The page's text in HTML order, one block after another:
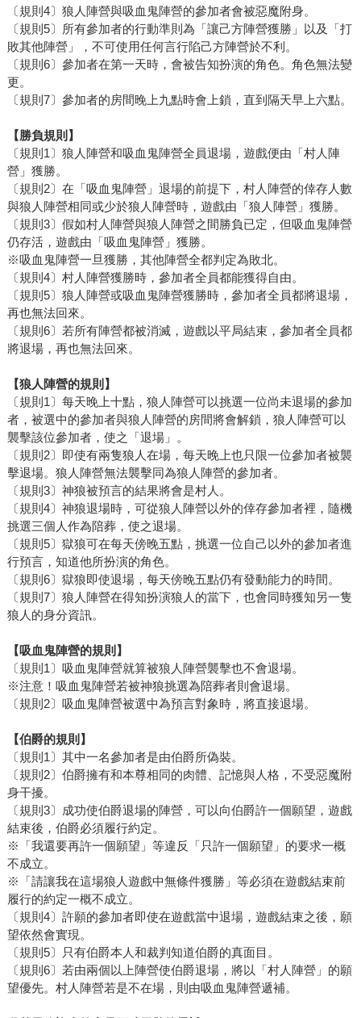
〔規則4〕狼人陣營與吸血鬼陣營的參加者會被惡魔附身。
〔規則5〕所有參加者的行動準則為「讓己方陣營獲勝」以及「打
敗其他陣營」，不可使用任何言行陷己方陣營於不利。
〔規則6〕參加者在第一天時，會被告知扮演的角色。角色無法變
更。
〔規則7〕參加者的房間晚上九點時會上鎖，直到隔天早上六點。
【勝負規則】
〔規則1〕狼人陣營和吸血鬼陣營全員退場，遊戲便由「村人陣
營」獲勝。
〔規則2〕在「吸血鬼陣營」退場的前提下，村人陣營的倖存人數
與狼人陣營相同或少於狼人陣營時，遊戲由「狼人陣營」獲勝。
〔規則3〕假如村人陣營與狼人陣營之間勝負已定，但吸血鬼陣營
仍存活，遊戲由「吸血鬼陣營」獲勝。
※吸血鬼陣營一旦獲勝，其他陣營全都判定為敗北。
〔規則4〕村人陣營獲勝時，參加者全員都能獲得自由。
〔規則5〕狼人陣營或吸血鬼陣營獲勝時，參加者全員都將退場，
再也無法回來。
〔規則6〕若所有陣營都被消滅，遊戲以平局結束，參加者全員都
將退場，再也無法回來。
【狼人陣營的規則】
〔規則1〕每天晚上十點，狼人陣營可以挑選一位尚未退場的參加
者，被選中的參加者與狼人陣營的房間將會解鎖，狼人陣營可以
襲擊該位參加者，使之「退場」。
〔規則2〕即使有兩隻狼人在場，每天晚上也只限一位參加者被襲
擊退場。狼人陣營無法襲擊同為狼人陣營的參加者。
〔規則3〕神狼被預言的結果將會是村人。
〔規則4〕神狼退場時，可從狼人陣營以外的倖存參加者裡，隨機
挑選三個人作為陪葬，使之退場。
〔規則5〕獄狼可在每天傍晚五點，挑選一位自己以外的參加者進
行預言，知道他所扮演的角色。
〔規則6〕獄狼即使退場，每天傍晚五點仍有發動能力的時間。
〔規則7〕狼人陣營在得知扮演狼人的當下，也會同時獲知另一隻
狼人的身分資訊。
【吸血鬼陣營的規則】
〔規則1〕吸血鬼陣營就算被狼人陣營襲擊也不會退場。
※注意！吸血鬼陣營若被神狼挑選為陪葬者則會退場。
〔規則2〕吸血鬼陣營被選中為預言對象時，將直接退場。
【伯爵的規則】
〔規則1〕其中一名參加者是由伯爵所偽裝。
〔規則2〕伯爵擁有和本尊相同的肉體、記憶與人格，不受惡魔附
身干擾。
〔規則3〕成功使伯爵退場的陣營，可以向伯爵許一個願望，遊戲
結束後，伯爵必須履行約定。
※「我還要再許一個願望」等違反「只許一個願望」的要求一概
不成立。
※「請讓我在這場狼人遊戲中無條件獲勝」等必須在遊戲結束前
履行的約定一概不成立。
〔規則4〕許願的參加者即使在遊戲當中退場，遊戲結束之後，願
望依然會實現。
〔規則5〕只有伯爵本人和裁判知道伯爵的真面目。
〔規則6〕若由兩個以上陣營使伯爵退場，將以「村人陣營」的願
望優先。村人陣營若是不在場，則由吸血鬼陣營遞補。